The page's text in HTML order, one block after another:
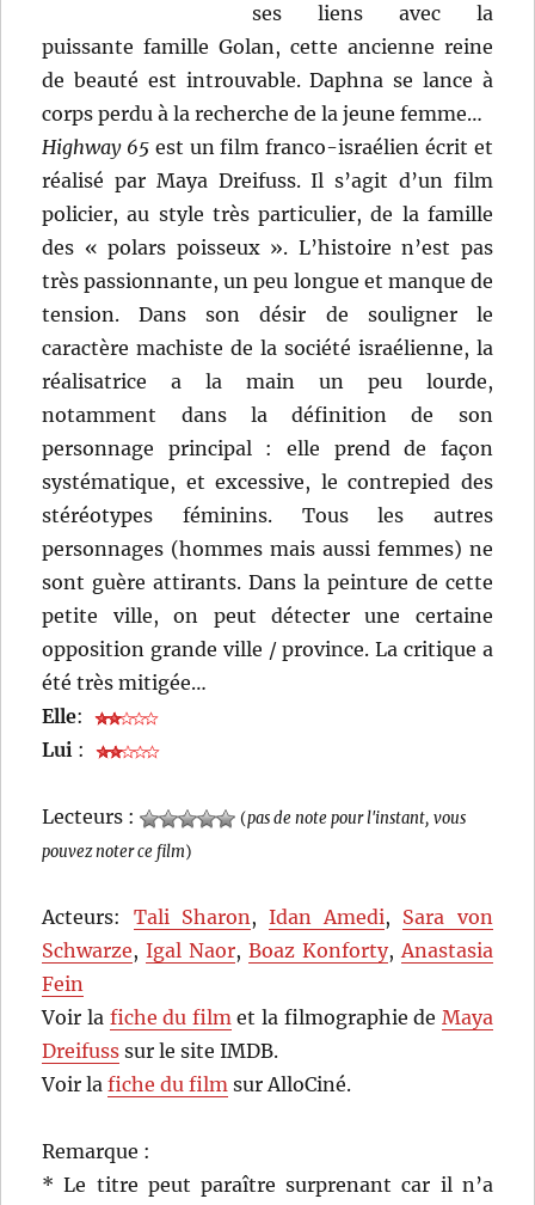
ses liens avec la
puissante famille Golan, cette ancienne reine
de beauté est introuvable. Daphna se lance à
corps perdu à la recherche de la jeune femme…
Highway 65 est un film franco-israélien écrit et
réalisé par Maya Dreifuss. Il s’agit d’un film
policier, au style très particulier, de la famille
des « polars poisseux ». L’histoire n’est pas
très passionnante, un peu longue et manque de
tension. Dans son désir de souligner le
caractère machiste de la société israélienne, la
réalisatrice a la main un peu lourde,
notamment dans la définition de son
personnage principal : elle prend de façon
systématique, et excessive, le contrepied des
stéréotypes féminins. Tous les autres
personnages (hommes mais aussi femmes) ne
sont guère attirants. Dans la peinture de cette
petite ville, on peut détecter une certaine
opposition grande ville / province. La critique a
été très mitigée…
Elle:
Lui :
Lecteurs : (pas de note pour l'instant, vous
pouvez noter ce film)
Acteurs: Tali Sharon, Idan Amedi, Sara von
Schwarze,Igal Naor, Boaz Konforty,Anastasia
Fein
Voir la fiche du filmet la filmographie de Maya
Dreifuss sur le site IMDB.
Voir lafiche du film sur AlloCiné.
Remarque :
* Le titre peut paraître surprenant car il n’a